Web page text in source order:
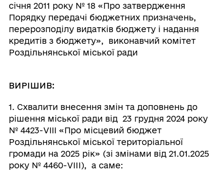
січня 2011 року № 18 «Про затвердження
Порядку передачі бюджетних призначень,
перерозподілу видатків бюджету і надання
кредитів з бюджету», виконавчий комітет
Роздільнянської міської ради
ВИРІШИВ:
1. Схвалити внесення змін та доповнень до
рішення міської ради від 23 грудня 2024 року
№ 4423-VІІІ «Про місцевий бюджет
Роздільнянської міської територіальної
громади на 2025 рік» (зі змінами від 21.01.2025
року № 4460-VIII), а саме: